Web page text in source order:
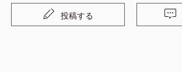
投稿する